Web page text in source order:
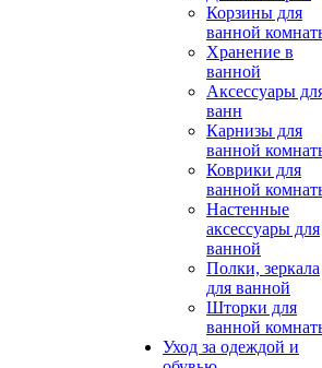
Корзины для
ванной
Хранение в
ванной
Аксессуары
ванн
Карнизы для
ванной
Коврики для
ванной
Настенные
аксессуары для
ванной
Полки, зеркала
для ванной
Шторки для
ванной
Уход за одеждой и